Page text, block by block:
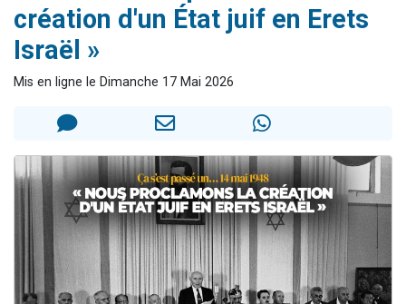
Il reste 49 places pour étudier en groupe sur Zoom
création d'un État juif en Erets
Israël »
Mis en ligne le Dimanche 17 Mai 2026